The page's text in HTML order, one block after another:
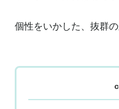
個性をいかした、抜群の